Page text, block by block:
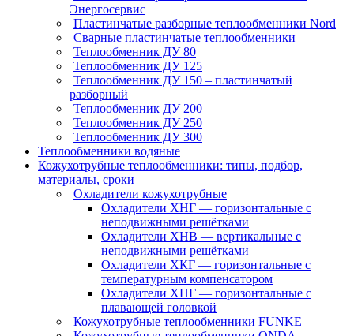
Энергосервис
Пластинчатые разборные теплообменники Nord
Сварные пластинчатые теплообменники
Теплообменник ДУ 80
Теплообменник ДУ 125
Теплообменник ДУ 150 – пластинчатый
разборный
Теплообменник ДУ 200
Теплообменник ДУ 250
Теплообменник ДУ 300
Теплообменники водяные
Кожухотрубные теплообменники: типы, подбор,
материалы, сроки
Охладители кожухотрубные
Охладители ХНГ — горизонтальные с
неподвижными решётками
Охладители ХНВ — вертикальные с
неподвижными решётками
Охладители ХКГ — горизонтальные с
температурным компенсатором
Охладители ХПГ — горизонтальные с
плавающей головкой
Кожухотрубные теплообменники FUNKE